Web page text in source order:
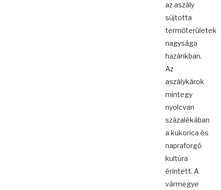
az aszály
sújtotta
termőterületek
nagysága
hazánkban.
Az
aszálykárok
mintegy
nyolcvan
százalékában
a kukorica és
napraforgó
kultúra
érintett. A
vármegye